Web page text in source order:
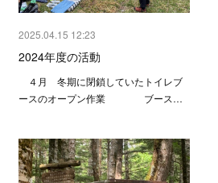
2025.04.15 12:23
2024年度の活動
４月 冬期に閉鎖していたトイレブ
ースのオープン作業 ブース…